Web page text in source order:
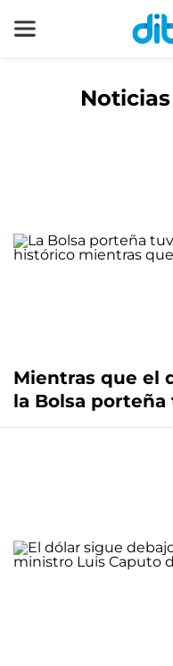
Mientras que el
la Bolsa